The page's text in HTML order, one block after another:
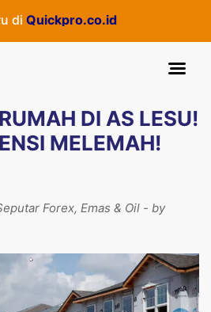
Quickpro.co.id
DI AS LESU!
MELEMAH!
Forex, Emas & Oil - by